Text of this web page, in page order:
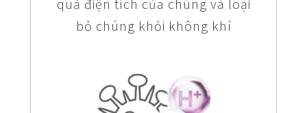
quả điện tích của chúng và loại
bỏ chúng khỏi không khí